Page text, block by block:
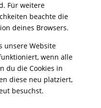
Für weitere
beachte die
deines Browsers.
unsere Website
wenn alle
du die Cookies in
diese neu platziert,
besuchst.